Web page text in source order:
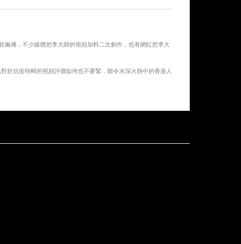
傳，不少媒體把李大師的視頻加料二次創作，也有網紅把李大
於抗疫特輯的視頻評價如何也不要緊，能令水深火熱中的香港人